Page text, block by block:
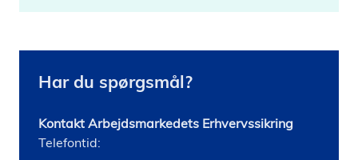
Har du spørgsmål?
Kontakt Arbejdsmarkedets Erhvervssikring
Telefontid: